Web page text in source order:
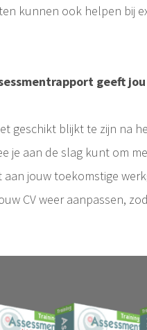
kunnen ook helpen bij
geeft
geschikt blijkt te zijn na
je aan de slag kunt om
aan jouw toekomstige
CV weer aanpassen,